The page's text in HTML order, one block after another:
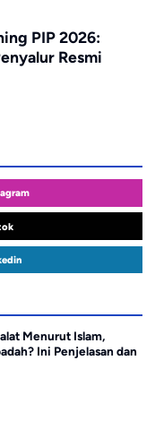
PIP 2026:
Resmi
Menurut Islam,
Ini Penjelasan dan